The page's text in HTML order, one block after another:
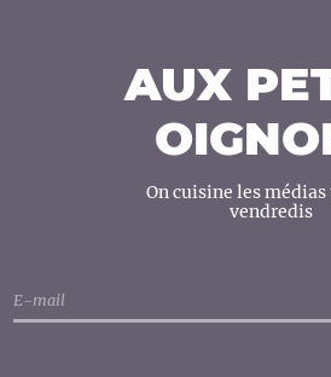
AUX
On cuisine les
vendredis